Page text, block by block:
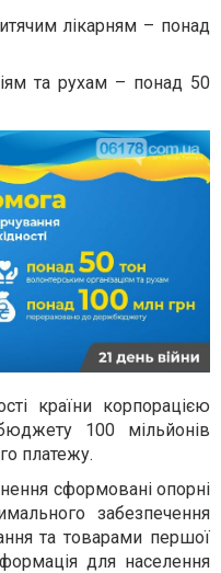
лікарням – понад
та рухам – понад 50
країни корпорацією
100 мільйонів
платежу.
сформовані опорні
забезпечення
та товарами першої
для населення